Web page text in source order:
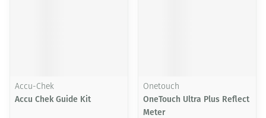
Accu-Chek
Accu Chek Guide Kit
Onetouch
OneTouch Ultra Plus Reflect
Meter